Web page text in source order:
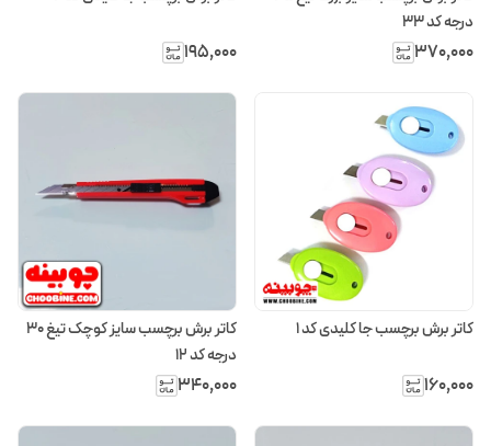
درجه کد ۳۳
۳۷۰٬۰۰۰ ۱۹۵٬۰۰۰
کاتر برش برچسب جا کلیدی کد ۱
۱۶۰٬۰۰۰
کاتر برش برچسب سایز کوچک تیغ ۳۰
درجه کد ۱۲
۳۴۰٬۰۰۰